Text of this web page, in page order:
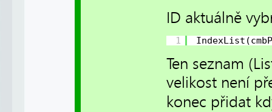
ID aktuálně
1
Ten seznam
velikost není
konec přidat